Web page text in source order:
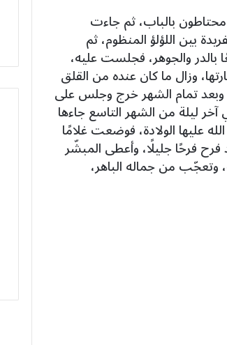
محتاطون بالباب، ثم جاءت
بين اللؤلؤ المنظوم، ثم
والجوهر، فجلست عليه،
وزال ما كان عنده من القلق
وبعد تمام الشهر خرج وجلس على
ليلة من الشهر التاسع جاءها
الولادة، فوضعت غلامًا
فرح فرحًا جليلًا، وأعطى المبشّر
وتعجّب من جماله الباهر،